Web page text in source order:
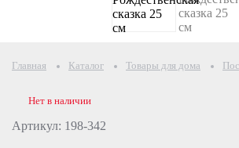
Главная Каталог Товары для дома
Артикул: 198-342
Нет в наличии